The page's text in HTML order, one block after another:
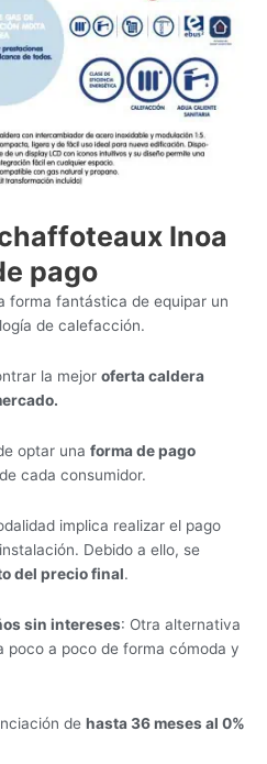
Inoa
pago
forma fantástica de equipar un
de calefacción.
la mejor oferta caldera
optar una forma de pago
cada consumidor.
implica realizar el pago
Debido a ello, se
del precio final.
sin intereses: Otra alternativa
poco a poco de forma cómoda y
de hasta 36 meses al 0%